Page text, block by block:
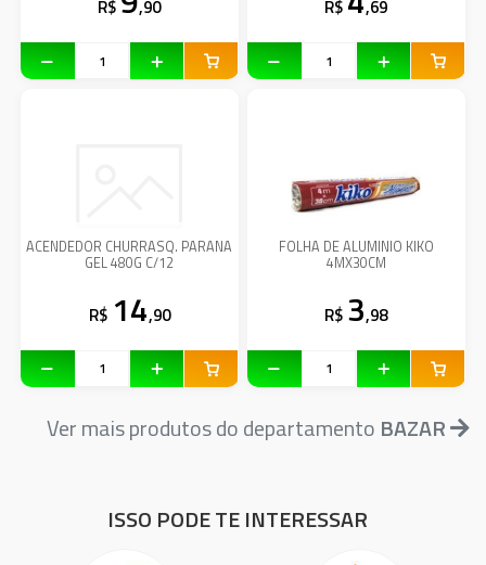
R$ ,90 R$ ,69
ACENDEDOR CHURRASQ. PARANA
GEL 480G C/12
R$ 14,90
FOLHA DE ALUMINIO KIKO
4MX30CM
R$ 3,98
Ver mais produtos do departamento BAZAR
ISSO PODE TE INTERESSAR